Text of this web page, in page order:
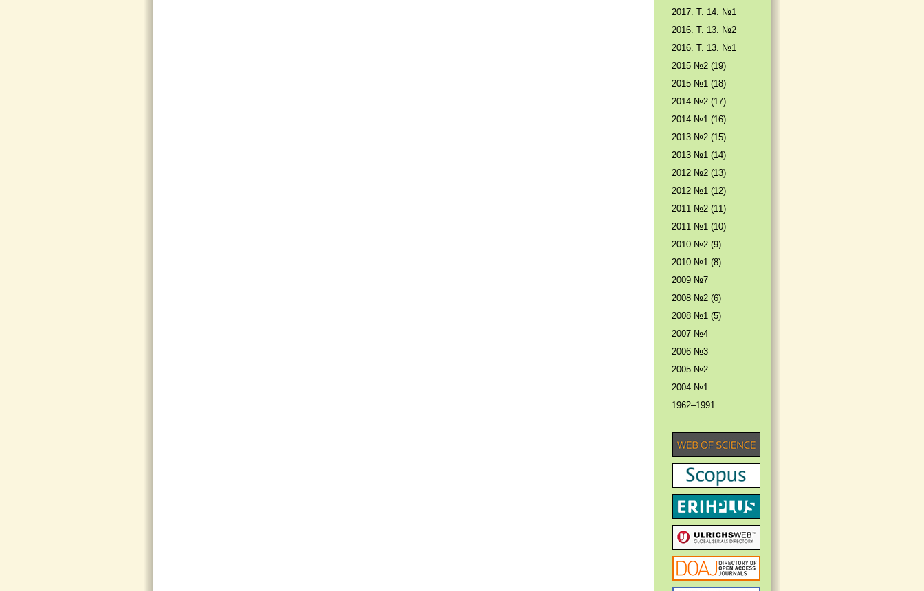
2017. T. 14. №1
2016. T. 13. №2
2016. T. 13. №1
2015 №2 (19)
2015 №1 (18)
2014 №2 (17)
2014 №1 (16)
2013 №2 (15)
2013 №1 (14)
2012 №2 (13)
2012 №1 (12)
2011 №2 (11)
2011 №1 (10)
2010 №2 (9)
2010 №1 (8)
2009 №7
2008 №2 (6)
2008 №1 (5)
2007 №4
2006 №3
2005 №2
2004 №1
1962–1991